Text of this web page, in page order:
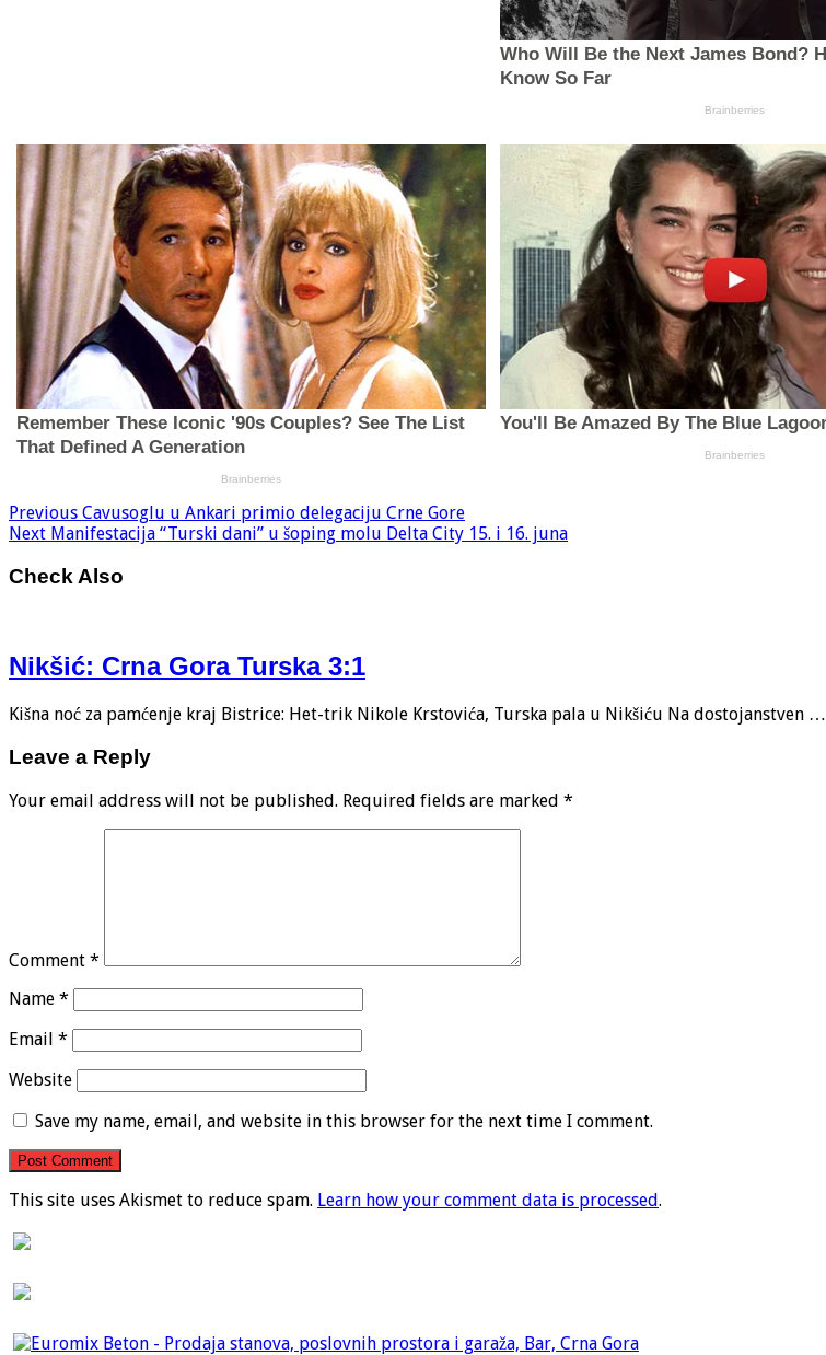
Previous Cavusoglu u Ankari primio delegaciju Crne Gore
Next Manifestacija “Turski dani” u šoping molu Delta City 15. i 16. juna
Check Also
Nikšić: Crna Gora Turska 3:1
Kišna noć za pamćenje kraj Bistrice: Het-trik Nikole Krstovića, Turska pala u Nikšiću Na dostojanstven …
Leave a Reply
Your email address will not be published. Required fields are marked *
Comment *
Name *
Email *
Website
Save my name, email, and website in this browser for the next time I comment.
This site uses Akismet to reduce spam. Learn how your comment data is processed.